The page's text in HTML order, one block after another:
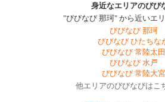
身近なエリアのびび
"びびなび 那珂" から近いエ
びびなび 那珂
びびなび ひたちな
びびなび 常陸太田
びびなび 水戸
びびなび 常陸大宮
他エリアのびびなびはこ